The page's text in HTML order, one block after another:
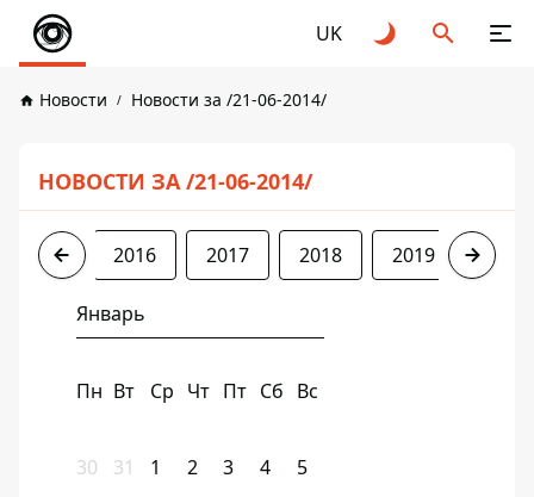
UK
Новости Новости за /21-06-2014/
НОВОСТИ ЗА /21-06-2014/
2014 2016 2017 2018 2019 2020
Январь
Пн Вт Ср Чт Пт Сб Вс
30 31 1 2 3 4 5